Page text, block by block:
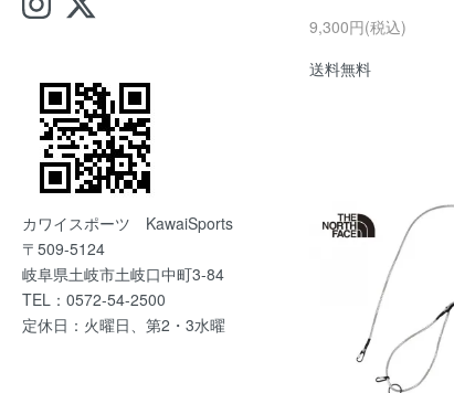
カワイスポーツ KawaiSports
〒509-5124
岐阜県土岐市土岐口中町3-84
TEL：0572-54-2500
定休日：火曜日、第2・3水曜
9,300円(税込)
送料無料